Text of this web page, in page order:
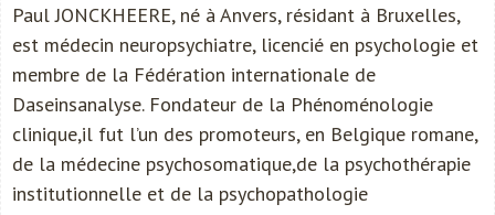
Paul JONCKHEERE, né à Anvers, résidant à Bruxelles,
est médecin neuropsychiatre, licencié en psychologie et
membre de la Fédération internationale de
Daseinsanalyse. Fondateur de la Phénoménologie
clinique,il fut l’un des promoteurs, en Belgique romane,
de la médecine psychosomatique,de la psychothérapie
institutionnelle et de la psychopathologie